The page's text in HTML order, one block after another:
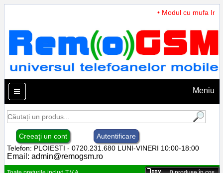
• Modul cu mufa
Meniu
Creeaţi un cont
Autentificare
Telefon: PLOIESTI - 0720.231.680 LUNI-VINERI 10:00-18:00
Email: admin@remogsm.ro